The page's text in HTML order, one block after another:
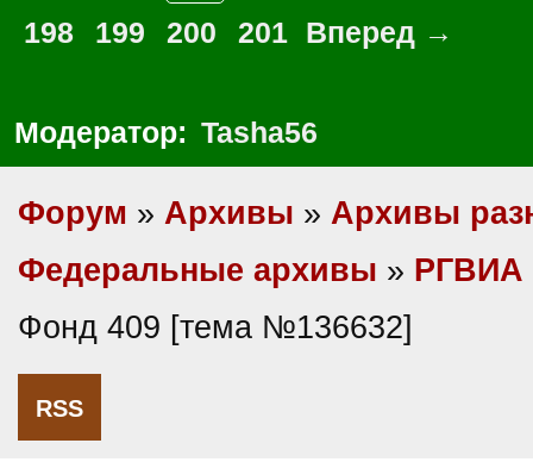
198
199 200 201 Вперед →
Модератор: Tasha56
Форум » Архивы » Архивы
Федеральные архивы » РГВИА
Фонд 409 [тема №136632]
RSS